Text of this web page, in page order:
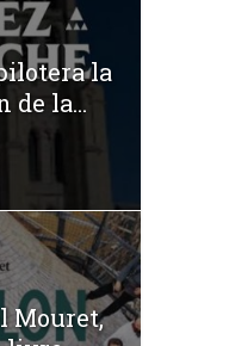
la
de la...
Mouret,